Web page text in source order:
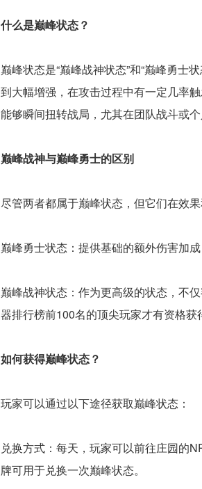
什么是巅峰状态？
巅峰状态是“巅峰战神状态”和“巅峰勇士
到大幅增强，在攻击过程中有一定几率
能够瞬间扭转战局，尤其在团队战斗或个
巅峰战神与巅峰勇士的区别
尽管两者都属于巅峰状态，但它们在效
巅峰勇士状态：提供基础的额外伤害加
巅峰战神状态：作为更高级的状态，不
器排行榜前100名的顶尖玩家才有资格获
如何获得巅峰状态？
玩家可以通过以下途径获取巅峰状态：
兑换方式：每天，玩家可以前往庄园的
牌可用于兑换一次巅峰状态。